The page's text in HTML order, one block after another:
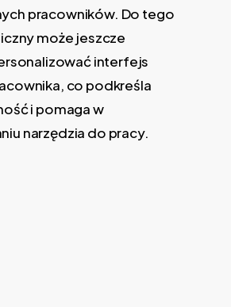
pracowników. Do tego
może jeszcze
interfejs
co podkreśla
i pomaga w
narzędzia do pracy.